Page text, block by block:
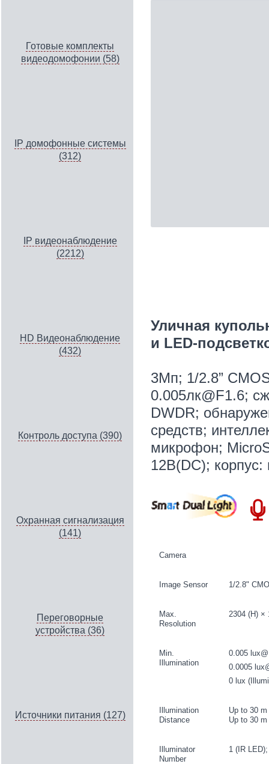
Готовые комплекты
видеодомофонии (58)
IP домофонные системы
(312)
IP видеонаблюдение
(2212)
HD Видеонаблюдение
(432)
Контроль доступа (390)
Охранная сигнализация
(141)
Переговорные
устройства (36)
Источники питания (127)
Уличная
и LED-
3Мп; 1/2.8”
0.005лк@F1.6;
DWDR;
средств;
микрофон;
12В(DC);
Camera
Image Sensor 1/2.8"
Max.
Resolution
2304 (H) ×
Min.
Illumination
0.005
0.0005
0 lux
Illumination
Distance
Up to 30
Up to 30
Illuminator
Number
1 (IR